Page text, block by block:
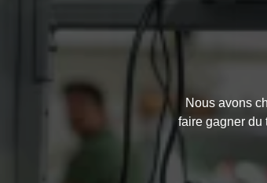
Nous avons
faire gagner